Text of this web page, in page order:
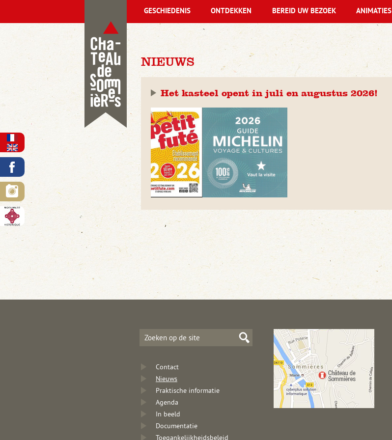
NIEUWS
Het kasteel opent in juli en augustus 2026!
GESCHIEDENIS ONTDEKKEN BEREID UW BEZOEK ANIMATIES
Contact
Nieuws
Praktische informatie
Agenda
In beeld
Documentatie
Toegankelijkheidsbeleid